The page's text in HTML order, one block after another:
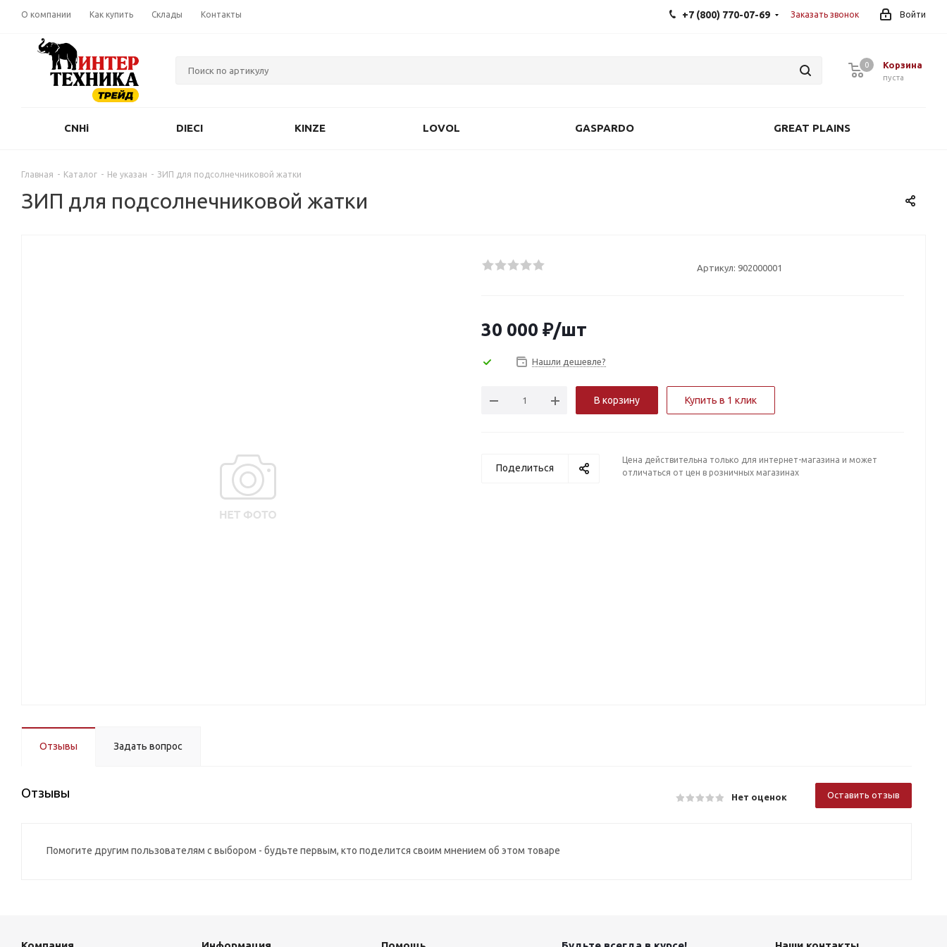
О компании Как купить Склады Контакты Войти
+7 (800) 770-07-69 Заказать звонок
Корзина
0
пуста
0
CNHi DIECI KINZE LOVOL GASPARDO GREAT PLAINS
Главная - Каталог - Не указан - ЗИП для подсолнечниковой жатки
ЗИП для подсолнечниковой жатки
Артикул: 902000001
30 000 ₽/шт
Нашли дешевле?
В корзину Купить в 1 клик
Поделиться
Цена действительна только для интернет-магазина и может
отличаться от цен в розничных магазинах
Отзывы Задать вопрос
Отзывы Нет оценок Оставить отзыв
Помогите другим пользователям с выбором - будьте первым, кто поделится своим мнением об этом товаре